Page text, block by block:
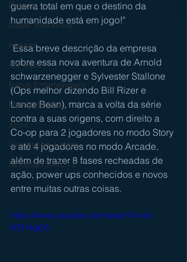
Dotemu
Saber Interactive
Konami
Off Topic
Focus Entertainment
Mortal Kombat 1
Xbox
Gamescom Latam
Nintendo Switch 2
guerra total em que o destino da
humanidade está em jogo!"
Essa breve descrição da empresa
sobre essa nova aventura de Arnold
schwarzenegger e Sylvester Stallone
(Ops melhor dizendo Bill Rizer e
Lance Bean), marca a volta da série
contra a suas origens, com direito a
Co-op para 2 jogadores no modo Story
e até 4 jogadores no modo Arcade,
além de trazer 8 fases recheadas de
ação, power ups conhecidos e novos
entre muitas outras coisas.
https://www.youtube.com/watch?v=kV-
8Of14gD0